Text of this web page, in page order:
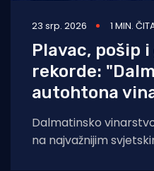
23 srp. 2026 1 MIN.
Plavac, pošip
rekorde:
autohtona
Dalmatinsko
na najvažnijim